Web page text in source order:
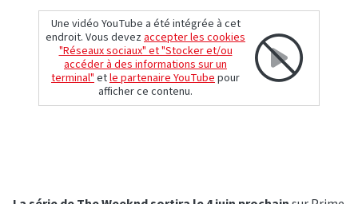
Une vidéo YouTube a été intégrée à cet
endroit. Vous devezaccepter les cookies
"Réseaux sociaux" et "Stocker et/ou
accéder à des informations sur un
terminal"etle partenaire YouTubepour
afficher ce contenu.